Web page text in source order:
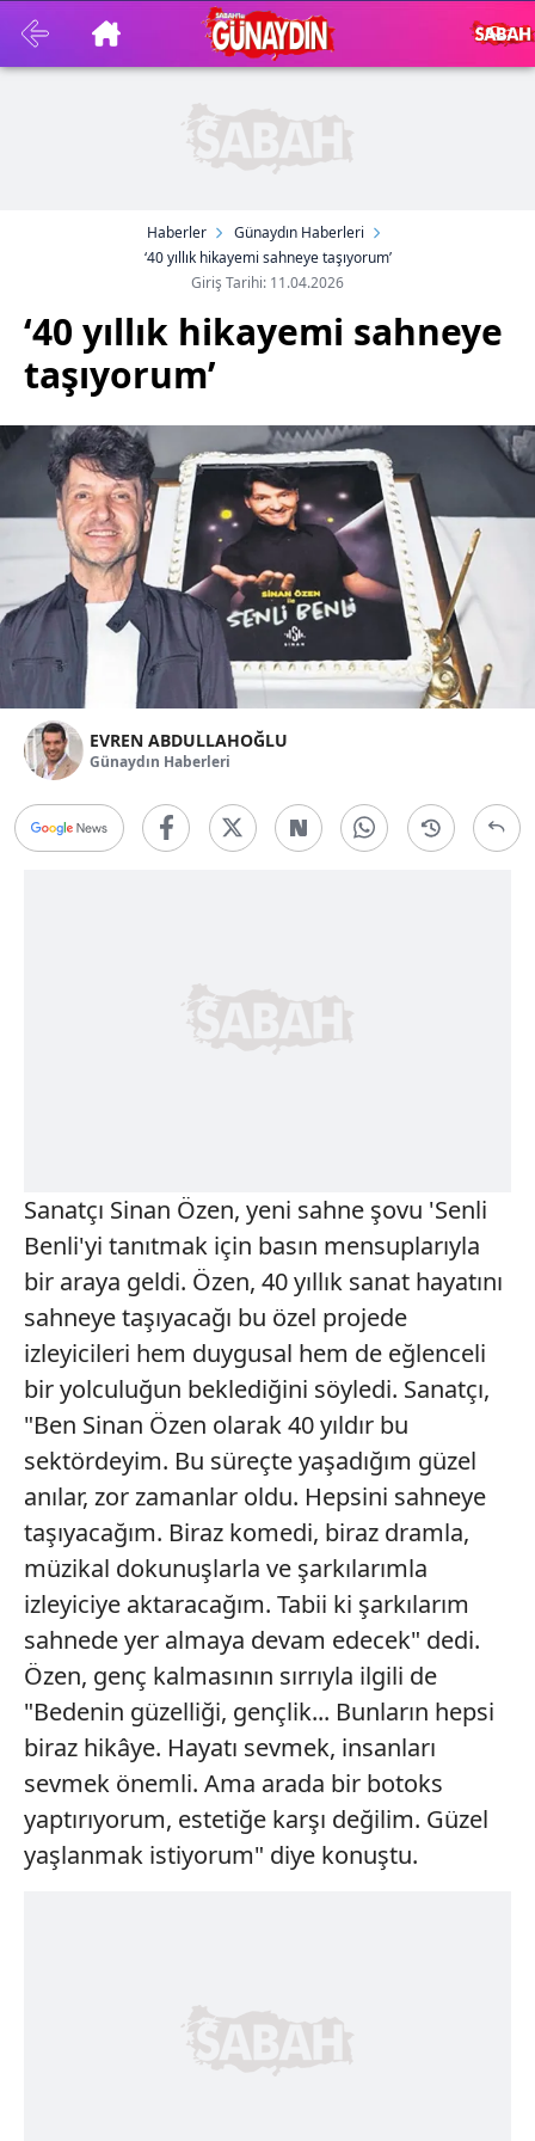
Haberler
Günaydın Haberleri
‘40 yıllık hikayemi sahneye taşıyorum’
Giriş Tarihi: 11.04.2026
‘40 yıllık hikayemi sahneye
taşıyorum’
EVREN ABDULLAHOĞLU
Günaydın Haberleri
Sanatçı Sinan Özen, yeni sahne şovu 'Senli
Benli'yi tanıtmak için basın mensuplarıyla
bir araya geldi. Özen, 40 yıllık sanat hayatını
sahneye taşıyacağı bu özel projede
izleyicileri hem duygusal hem de eğlenceli
bir yolculuğun beklediğini söyledi. Sanatçı,
"Ben Sinan Özen olarak 40 yıldır bu
sektördeyim. Bu süreçte yaşadığım güzel
anılar, zor zamanlar oldu. Hepsini sahneye
taşıyacağım. Biraz komedi, biraz dramla,
müzikal dokunuşlarla ve şarkılarımla
izleyiciye aktaracağım. Tabii ki şarkılarım
sahnede yer almaya devam edecek" dedi.
Özen, genç kalmasının sırrıyla ilgili de
"Bedenin güzelliği, gençlik... Bunların hepsi
biraz hikâye. Hayatı sevmek, insanları
sevmek önemli. Ama arada bir botoks
yaptırıyorum, estetiğe karşı değilim. Güzel
yaşlanmak istiyorum" diye konuştu.